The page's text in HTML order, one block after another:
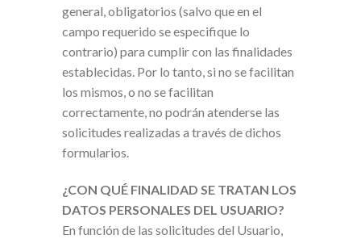
general, obligatorios (salvo que en el
campo requerido se especifique lo
contrario) para cumplir con las finalidades
establecidas. Por lo tanto, si no se facilitan
los mismos, o no se facilitan
correctamente, no podrán atenderse las
solicitudes realizadas a través de dichos
formularios.
¿CON QUÉ FINALIDAD SE TRATAN LOS
DATOS PERSONALES DEL USUARIO?
En función de las solicitudes del Usuario,